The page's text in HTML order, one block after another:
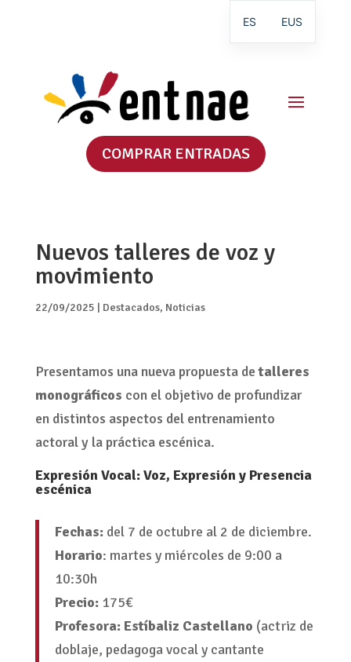
COMPRAR ENTRADAS
Nuevos talleres de voz y
movimiento
22/09/2025 | Destacados, Noticias
Presentamos una nueva propuesta detalleres
monográficos con el objetivo de profundizar
en distintos aspectos del entrenamiento
actoral y la práctica escénica.
Expresión Vocal: Voz, Expresión y Presencia
escénica
Fechas: del 7 de octubre al 2 de diciembre.
Horario: martes y miércoles de 9:00 a
10:30h
Precio:175€
Profesora:Estíbaliz Castellano (actriz de
doblaje, pedagoga vocal y cantante
ES EUS